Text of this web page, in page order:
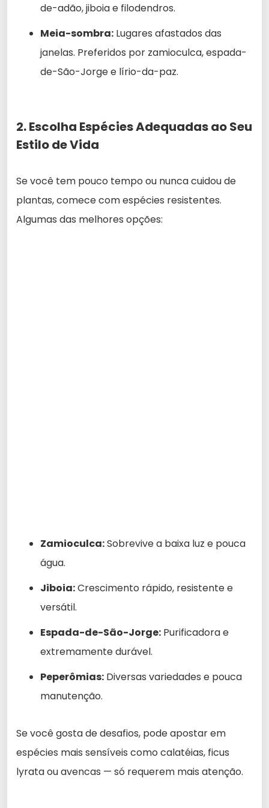
de-adão, jiboia e filodendros.
Meia-sombra: Lugares afastados das
janelas. Preferidos por zamioculca, espada-
de-São-Jorge e lírio-da-paz.
2. Escolha Espécies Adequadas ao Seu
Estilo de Vida
Se você tem pouco tempo ou nunca cuidou de
plantas, comece com espécies resistentes.
Algumas das melhores opções:
Zamioculca:Sobrevive a baixa luz e pouca
água.
Jiboia:Crescimento rápido, resistente e
versátil.
Espada-de-São-Jorge: Purificadora e
extremamente durável.
Peperômias: Diversas variedades e pouca
manutenção.
Se você gosta de desafios, pode apostar em
espécies mais sensíveis como calatéias, ficus
lyrata ou avencas — só requerem mais atenção.